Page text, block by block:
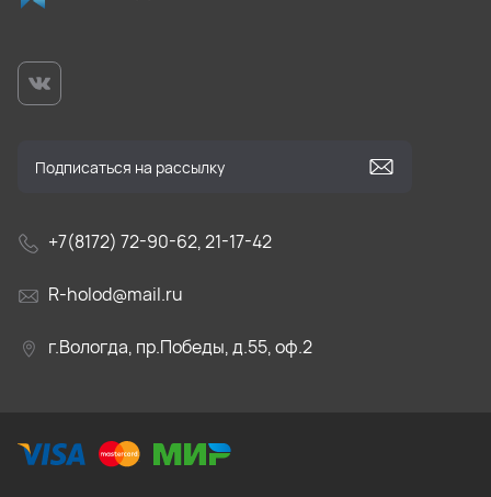
+7(8172) 72-90-62, 21-17-42
R-holod@mail.ru
г.Вологда, пр.Победы, д.55, оф.2